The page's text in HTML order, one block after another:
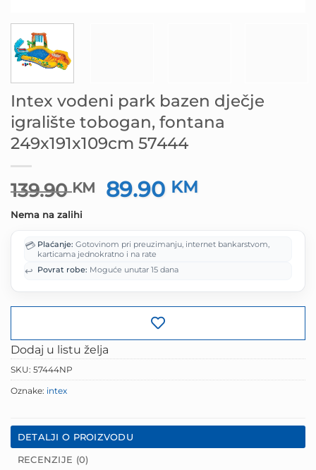
Intex vodeni park bazen dječje
igralište tobogan, fontana
249x191x109cm 57444
139.90KM
Izvorna
cijena
je:
139.90 KM.
89.90 KM
89.90 KM.
Nema na zalihi
💳 Plaćanje: Gotovinom pri preuzimanju, internet bankarstvom,
karticama jednokratno i na rate
↩️ Povrat robe: Moguće unutar 15 dana
Dodaj u listu želja
SKU: 57444NP
Oznake: intex
DETALJI O PROIZVODU
RECENZIJE (0)